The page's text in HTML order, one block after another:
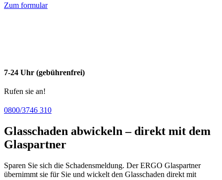
Zum formular
7-24 Uhr (gebührenfrei)
Rufen sie an!
0800/3746 310
Glasschaden abwickeln – direkt mit dem
Glaspartner
Sparen Sie sich die Schadensmeldung. Der ERGO Glaspartner
übernimmt sie für Sie und wickelt den Glasschaden direkt mit